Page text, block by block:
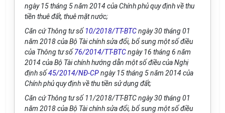
ngày 15 tháng 5 năm 2014 của Chính phủ quy định về thu
tiền thuê đất, thuê mặt nước;
Căn cứ Thông tư số 10/2018/TT-BTCngày 30 tháng 01
năm 2018 của Bộ Tài chính sửa đổi, bổ sung một số điều
của Thông tư số 76/2014/TT-BTCngày 16 tháng 6 năm
2014 của Bộ Tài chính hướng dẫn một sốđiều của Nghị
định số45/2014/NĐ-CPngày 15 tháng 5 năm 2014 của
Chính phủ quy định về thu tiền sử dụng đất;
Căn cứ Thông tư số 11/2018/TT-BTC ngày 30 tháng 01
năm 2018 của Bộ Tài chính sửa đổi, bổ sung một số điều